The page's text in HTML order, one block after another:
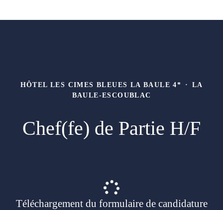
HÔTEL LES CIMES BLEUES LA BAULE 4* ·
LA
BAULE-ESCOUBLAC
Chef(fe) de Partie H/F
Téléchargement du formulaire de candidature